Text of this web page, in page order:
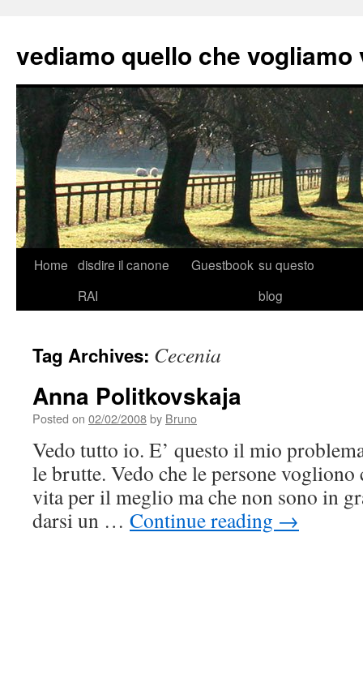
vediamo quello che vogliamo
Skip
Home disdire il canone
RAI
Guestbook su questo
blog
Tag Archives: Cecenia
Anna Politkovskaja
Posted on 02/02/2008by Bruno
Vedo tutto io. E’ questo il mio
le brutte. Vedo che le persone
vita per il meglio ma che non sono in
darsi un … Continue reading →